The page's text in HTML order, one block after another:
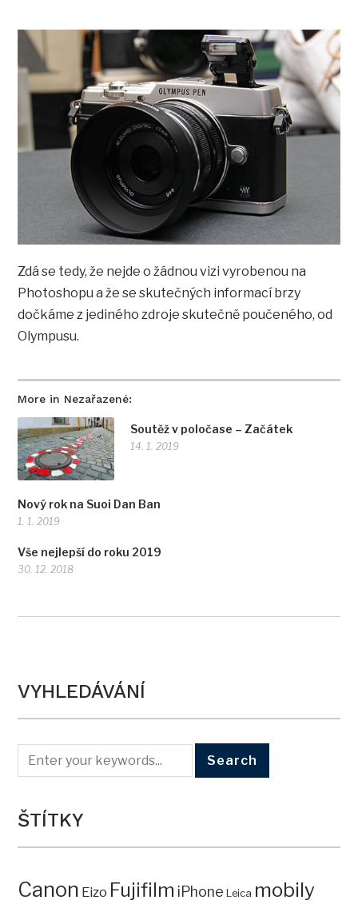
More in Nezařazené:
Soutěž v poločase – Začátek
14. 1. 2019
Nový rok na Suoi Dan Ban
1. 1. 2019
Vše nejlepší do roku 2019
30. 12. 2018
Zdá se tedy, že nejde o žádnou vizi vyrobenou na
Photoshopu a že se skutečných informací brzy
dočkáme z jediného zdroje skutečně poučeného, od
Olympusu.
VYHLEDÁVÁNÍ
ŠTÍTKY
Canon Eizo Fujifilm iPhone Leica mobily